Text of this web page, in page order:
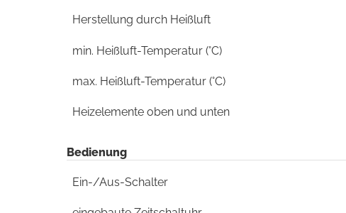
Herstellung durch Heißluft
min. Heißluft-Temperatur (°C)
max. Heißluft-Temperatur (°C)
Heizelemente oben und unten
Bedienung
Ein-/Aus-Schalter